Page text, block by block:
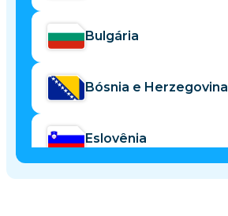
Bulgária
Bósnia e Herzegovina
Eslovênia